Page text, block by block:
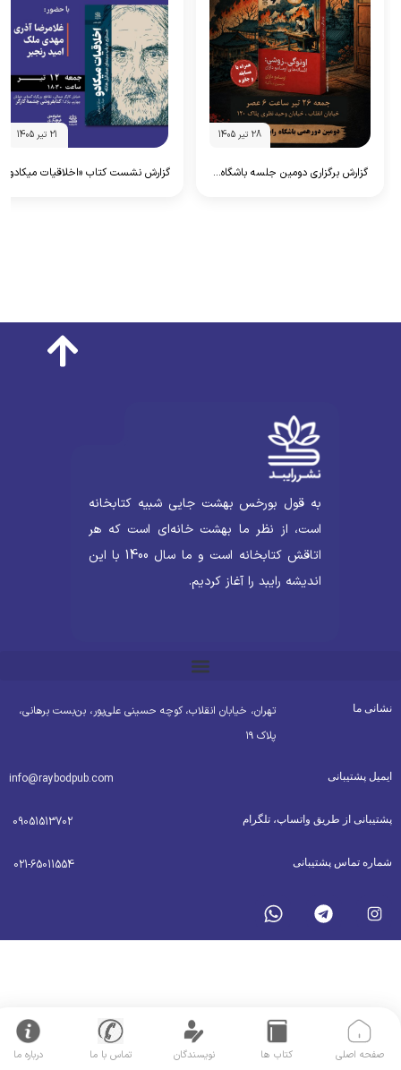
صفحه اصلی کتاب ها نویسندگان تماس با ما درباره ما
28 تیر 1405
گزارش برگزاری دومین جلسه باشگاه... گزارش نشست کتاب «اخلاقیات میکادو»
به قول بورخس بهشت جایی شبیه کتابخانه
است، از نظر ما بهشت خانه‌ای است که هر
اتاقش کتابخانه است و ما سال 1400 با این
اندیشه رایبد را آغاز کردیم.
ما
تهران، خیابان انقلاب، کوچه حسینی علی‌پور، بن‌بست برهانی،
پلاک ۱۹
پشتیبانی info@raybodpub.com
از طریق واتساپ، تلگرام 09051513702
تماس پشتیبانی 021-65011554